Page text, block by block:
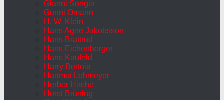
Gianni Songia
Gunni Omann
H. W. Klein
Hans Agne Jakobsson
Hans Brattrud
Hans Eichenberger
Hans Kaufeld
Harry Bertoia
Hartmut Lohmeyer
Herber Hirche
Horst Brüning